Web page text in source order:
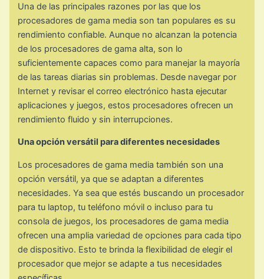
Una de las principales razones por las que los
procesadores de gama media son tan populares es su
rendimiento confiable. Aunque no alcanzan la potencia
de los procesadores de gama alta, son lo
suficientemente capaces como para manejar la mayoría
de las tareas diarias sin problemas. Desde navegar por
Internet y revisar el correo electrónico hasta ejecutar
aplicaciones y juegos, estos procesadores ofrecen un
rendimiento fluido y sin interrupciones.
Una opción versátil para diferentes necesidades
Los procesadores de gama media también son una
opción versátil, ya que se adaptan a diferentes
necesidades. Ya sea que estés buscando un procesador
para tu laptop, tu teléfono móvil o incluso para tu
consola de juegos, los procesadores de gama media
ofrecen una amplia variedad de opciones para cada tipo
de dispositivo. Esto te brinda la flexibilidad de elegir el
procesador que mejor se adapte a tus necesidades